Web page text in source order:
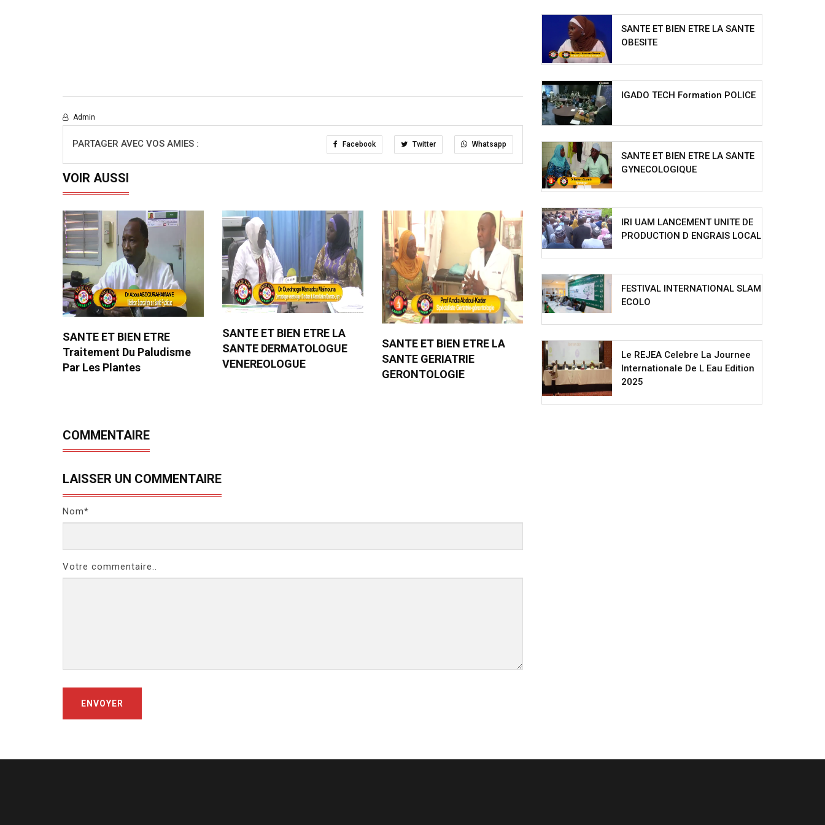
Admin
PARTAGER AVEC VOS AMIES : Facebook Twitter Whatsapp
VOIR AUSSI
SANTE ET BIEN ETRE
Traitement Du Paludisme
Par Les Plantes
SANTE ET BIEN ETRE LA
SANTE DERMATOLOGUE
VENEREOLOGUE
SANTE ET BIEN ETRE LA
SANTE GERIATRIE
GERONTOLOGIE
COMMENTAIRE
LAISSER UN COMMENTAIRE
Nom*
Votre commentaire..
ENVOYER
SANTE ET BIEN ETRE LA SANTE
OBESITE
IGADO TECH Formation POLICE
SANTE ET BIEN ETRE LA SANTE
GYNECOLOGIQUE
IRI UAM LANCEMENT UNITE DE
PRODUCTION D ENGRAIS LOCAL
FESTIVAL INTERNATIONAL SLAM
ECOLO
Le REJEA Celebre La Journee
Internationale De L Eau Edition
2025